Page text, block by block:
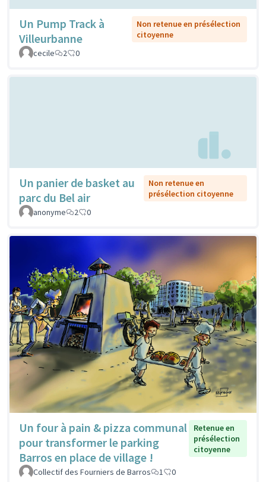
Un Pump Track à
Villeurbanne
Non retenue en présélection
citoyenne
cecile
2 0
Un panier de basket au
parc du Bel air
Non retenue en
présélection citoyenne
anonyme
2 0
Un four à pain & pizza communal
pour transformer le parking
Barros en place de village !
Retenue en
présélection
citoyenne
Collectif des Fourniers de Barros 1 0